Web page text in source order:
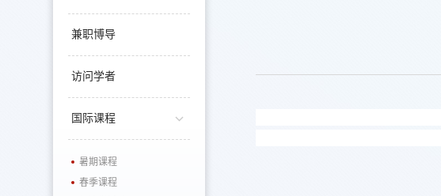
兼职博导
访问学者
国际课程
暑期课程
春季课程